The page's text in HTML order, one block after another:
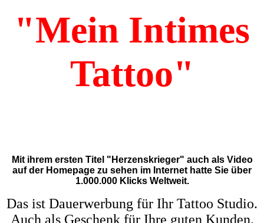
"Mein Intimes
Tattoo"
Mit ihrem ersten Titel "Herzenskrieger" auch als Video
auf der Homepage zu sehen im Internet hatte Sie über
1.000.000 Klicks Weltweit.
Das ist Dauerwerbung für Ihr Tattoo Studio.
Auch als Geschenk für Ihre guten Kunden.